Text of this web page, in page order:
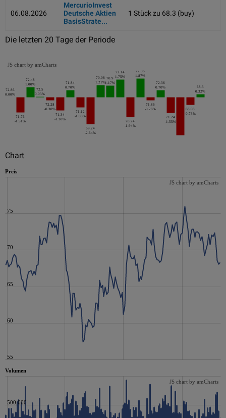
06.08.2026
MercurioInvest
Deutsche Aktien
BasisStrate...
1 Stück zu 68.3 (buy)
Die letzten 20 Tage der Periode
72.86
0.00%
71.76
-1.51%
72.48
1.00%
72.5
0.03%
72.28
-0.30%
71.34
-1.30%
71.84
0.70%
71.12
-1.00%
69.24
-2.64%
70.08
1.21%
70.9
1.17%
72.14
1.75%
70.74
-1.94%
72.06
1.87%
71.86
-0.28%
72.36
0.70%
71.24
-1.55%
68.08
-0.73%
68.3
0.32%
JS chart by amCharts
Chart
Preis
55
60
65
70
75
JS chart by amCharts
Volumen
500,000
JS chart by amCharts